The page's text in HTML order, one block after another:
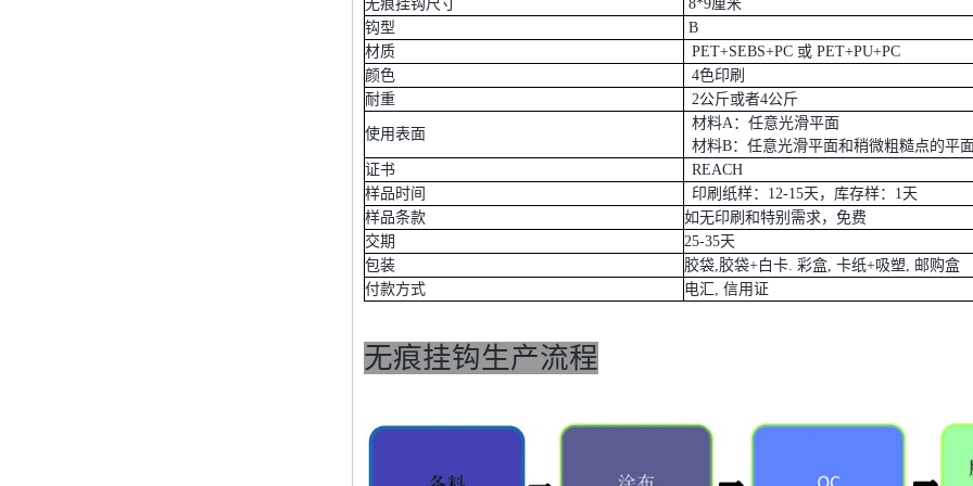
无痕挂钩尺寸
8*9厘米
钩型
B
材质
PET+SEBS+PC 或 PET+PU+PC
颜色
4色印刷
耐重
2公斤或者4公斤
使用表面
材料A：任意光滑平面
材料B：任意光滑平面和稍微粗糙点的平
证书
REACH
样品时间
印刷纸样：12-15天，库存样：1天
样品条款
如无印刷和特别需求，免费
交期
25-35天
包装
胶袋,胶袋+白卡. 彩盒, 卡纸+吸塑, 邮购盒
付款方式
电汇, 信用证
无痕挂钩生产流程